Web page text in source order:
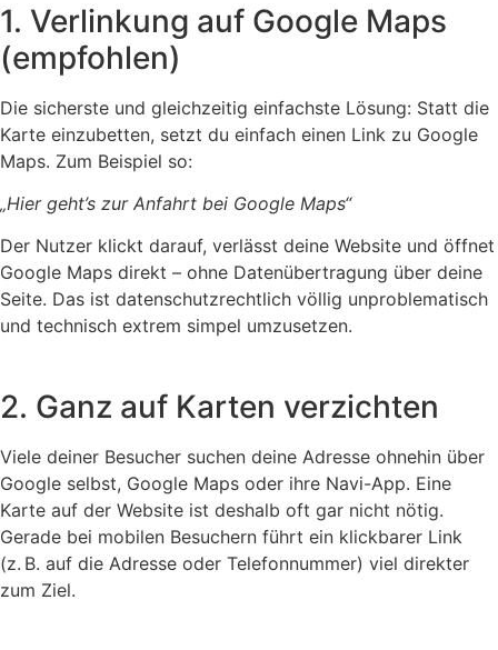
1. Verlinkung auf Google Maps
(empfohlen)
Die sicherste und gleichzeitig einfachste Lösung: Statt die
Karte einzubetten, setzt du einfach einen Link zu Google
Maps. Zum Beispiel so:
„Hier geht’s zur Anfahrt bei Google Maps“
Der Nutzer klickt darauf, verlässt deine Website und öffnet
Google Maps direkt – ohne Datenübertragung über deine
Seite. Das ist datenschutzrechtlich völlig unproblematisch
und technisch extrem simpel umzusetzen.
2. Ganz auf Karten verzichten
Viele deiner Besucher suchen deine Adresse ohnehin über
Google selbst, Google Maps oder ihre Navi-App. Eine
Karte auf der Website ist deshalb oft gar nicht nötig.
Gerade bei mobilen Besuchern führt ein klickbarer Link
(z. B. auf die Adresse oder Telefonnummer) viel direkter
zum Ziel.